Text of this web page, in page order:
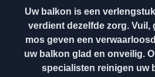
Uw balkon is een
verdient dezelfde zorg. Vuil,
mos geven een
uw balkon glad en onveilig.
specialisten reinigen uw